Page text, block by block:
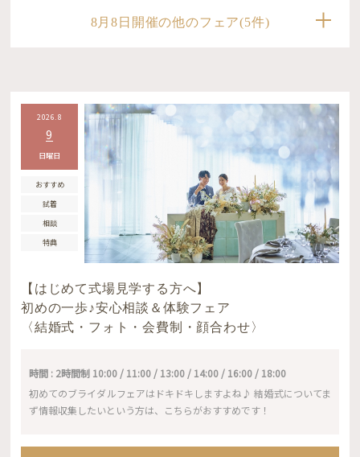
8月8日開催の他のフェア(5件)
2026.8
9
日曜日
おすすめ
試着
相談
特典
【はじめて式場見学する方へ】
初めの一歩♪安心相談＆体験フェア
〈結婚式・フォト・会費制・顔合わせ〉
時間 : 2時間制 10:00 / 11:00 / 13:00 / 14:00 / 16:00 / 18:00
初めてのブライダルフェアはドキドキしますよね♪ 結婚式についてま
ず情報収集したいという方は、こちらがおすすめです！